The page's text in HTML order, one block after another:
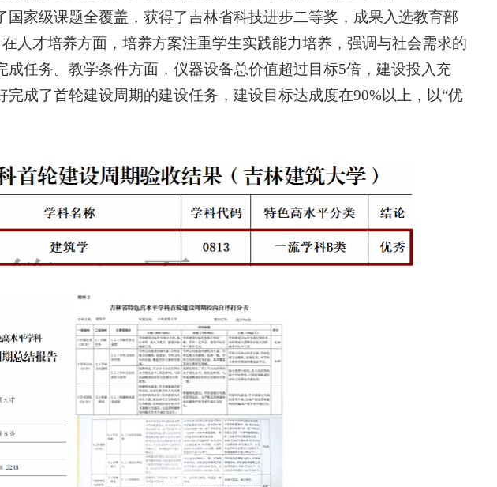
家级课题全覆盖，获得了吉林省科技进步二等奖，成果入选教育部
人才培养方面，培养方案注重学生实践能力培养，强调与社会需求的
任务。教学条件方面，仪器设备总价值超过目标5倍，建设投入充
成了首轮建设周期的建设任务，建设目标达成度在90%以上，以“优